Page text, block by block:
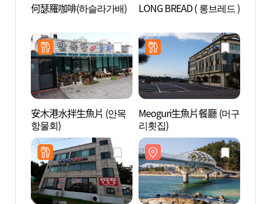
何瑟羅咖啡(하슬라가배) LONG BREAD ( 롱브레드 )
安木港水拌生魚片 (안목
항물회)
Meoguri生魚片餐廳 (머구
리횟집)